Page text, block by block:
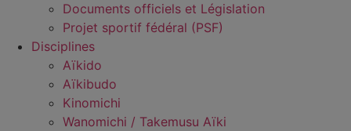
Documents officiels et Législation
Projet sportif fédéral (PSF)
Disciplines
Aïkido
Aïkibudo
Kinomichi
Wanomichi / Takemusu Aïki